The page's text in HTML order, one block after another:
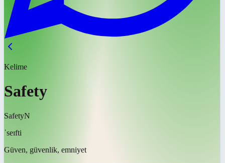
Kelime
Safety
SafetyN
ˈseɪfti
Güven, güvenlik, emniyet